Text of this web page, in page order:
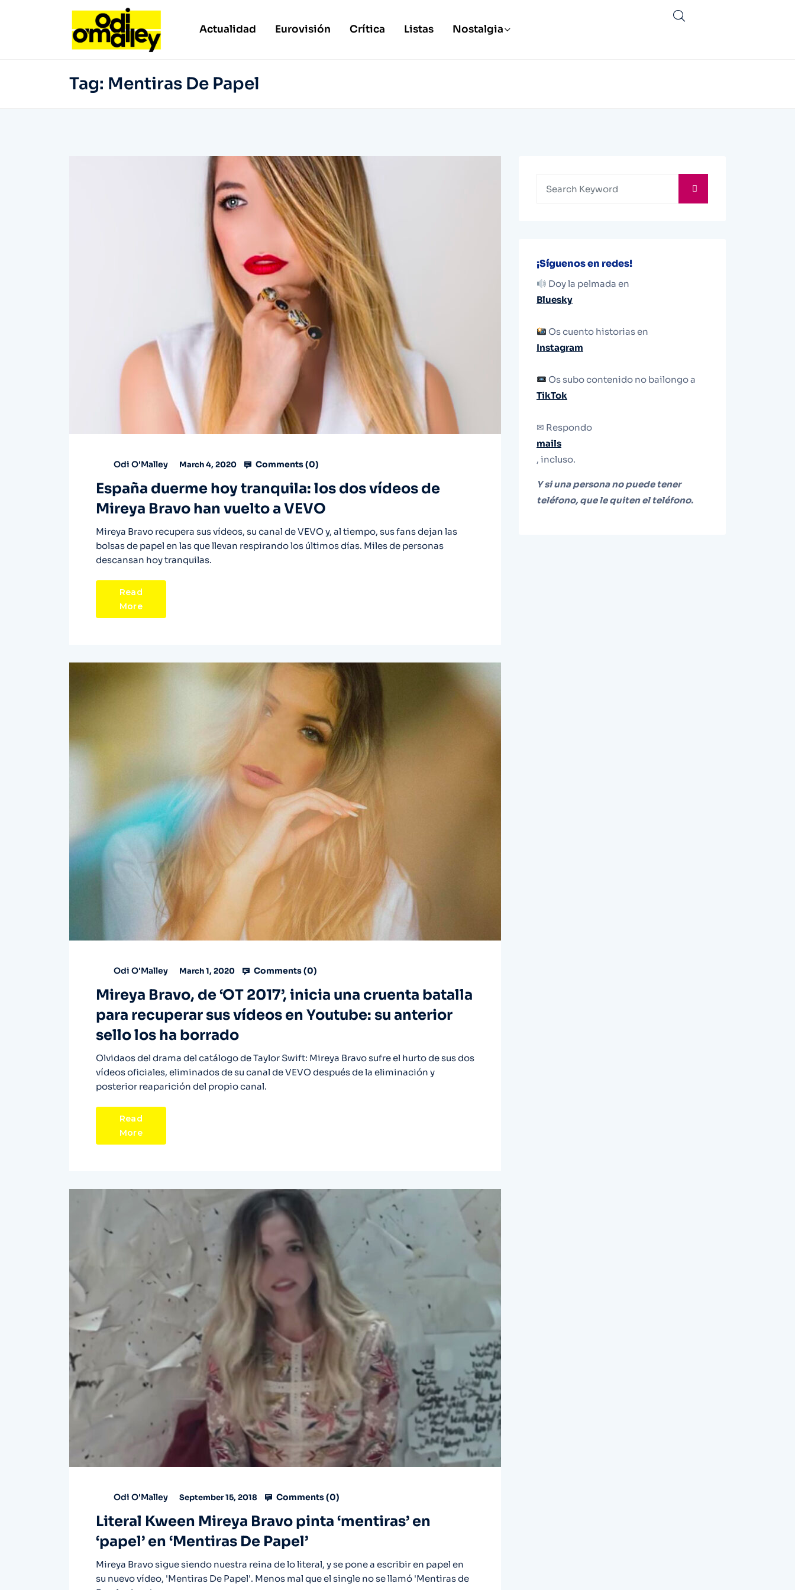
Actualidad Eurovisión Crítica Listas Nostalgia
Tag: Mentiras De Papel
Odi O'Malley March 4, 2020 Comments (0)
España duerme hoy tranquila: los dos vídeos de
Mireya Bravo han vuelto a VEVO
Mireya Bravo recupera sus vídeos, su canal de VEVO y, al tiempo, sus fans dejan las
bolsas de papel en las que llevan respirando los últimos días. Miles de personas
descansan hoy tranquilas.
Read
More
Odi O'Malley March 1, 2020 Comments (0)
Mireya Bravo, de ‘OT 2017’, inicia una cruenta batalla
para recuperar sus vídeos en Youtube: su anterior
sello los ha borrado
Olvidaos del drama del catálogo de Taylor Swift: Mireya Bravo sufre el hurto de sus dos
vídeos oficiales, eliminados de su canal de VEVO después de la eliminación y
posterior reaparición del propio canal.
Read
More
Odi O'Malley September 15, 2018 Comments (0)
Literal Kween Mireya Bravo pinta ‘mentiras’ en
‘papel’ en ‘Mentiras De Papel’
Mireya Bravo sigue siendo nuestra reina de lo literal, y se pone a escribir en papel en
su nuevo vídeo, 'Mentiras De Papel'. Menos mal que el single no se llamó 'Mentiras de
¡Síguenos en redes!
Doy la pelmada en
Bluesky
Os cuento historias en
Instagram
Os subo contenido no bailongo a
TikTok
✉ Respondo
mails
, incluso.
Y si una persona no puede tener
teléfono, que le quiten el teléfono.